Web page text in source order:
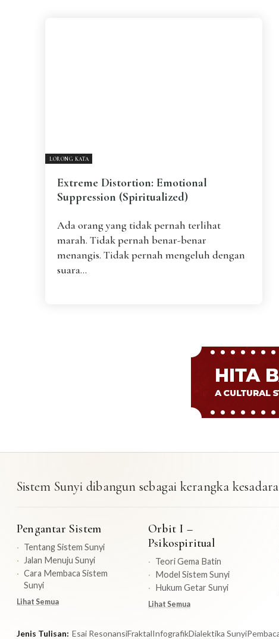
LORONG KATA
Extreme Distortion: Emotional
Suppression (Spiritualized)
Ada orang yang tidak pernah terlihat
marah. Tidak pernah benar-benar
menangis. Tidak pernah mengeluh dengan
suara...
Sistem Sunyi dibangun sebagai kerangka
Pengantar Sistem
Tentang Sistem Sunyi
Jalan Menuju Sunyi
Cara Membaca Sistem
Sunyi
Lihat Semua
Orbit I –
Psikospiritual
Teori Gema Batin
Model Sistem Sunyi
Hukum Getar Sunyi
Lihat Semua
Jenis Tulisan: Esai ResonansiFraktalInfografikDialektika Sunyi